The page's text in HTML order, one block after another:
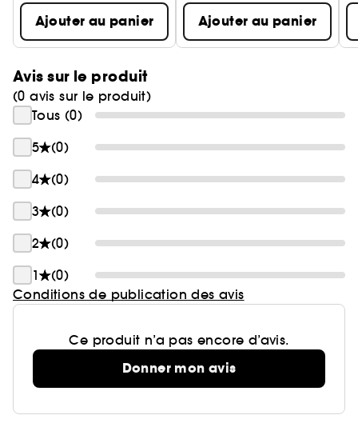
Ajouter au panier Ajouter au panier
Avis sur le produit
(0 avis sur le produit)
Tous (0)
5
(0)
4
(0)
3
(0)
2
(0)
1
(0)
Conditions de publication des avis
Ce produit n’a pas encore d’avis.
Donner mon avis